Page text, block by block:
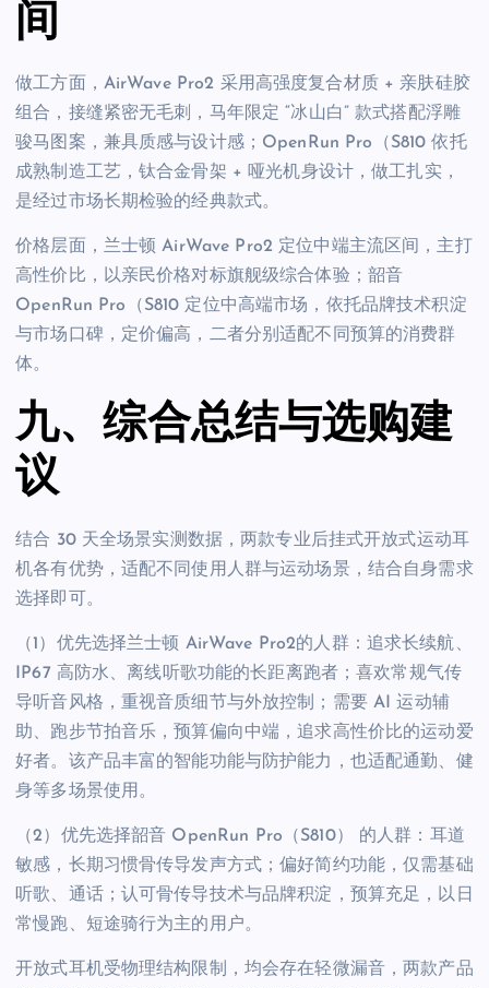
间
做工方面，AirWave Pro2 采用高强度复合材质 + 亲肤硅胶
组合，接缝紧密无毛刺，马年限定 “冰山白” 款式搭配浮雕
骏马图案，兼具质感与设计感；OpenRun Pro（S810 依托
成熟制造工艺，钛合金骨架 + 哑光机身设计，做工扎实，
是经过市场长期检验的经典款式。
价格层面，兰士顿 AirWave Pro2 定位中端主流区间，主打
高性价比，以亲民价格对标旗舰级综合体验；韶音
OpenRun Pro（S810 定位中高端市场，依托品牌技术积淀
与市场口碑，定价偏高，二者分别适配不同预算的消费群
体。
九、综合总结与选购建
议
结合 30 天全场景实测数据，两款专业后挂式开放式运动耳
机各有优势，适配不同使用人群与运动场景，结合自身需求
选择即可。
（1）优先选择兰士顿 AirWave Pro2的人群：追求长续航、
IP67 高防水、离线听歌功能的长距离跑者；喜欢常规气传
导听音风格，重视音质细节与外放控制；需要 AI 运动辅
助、跑步节拍音乐，预算偏向中端，追求高性价比的运动爱
好者。该产品丰富的智能功能与防护能力，也适配通勤、健
身等多场景使用。
（2）优先选择韶音 OpenRun Pro（S810） 的人群：耳道
敏感，长期习惯骨传导发声方式；偏好简约功能，仅需基础
听歌、通话；认可骨传导技术与品牌积淀，预算充足，以日
常慢跑、短途骑行为主的用户。
开放式耳机受物理结构限制，均会存在轻微漏音，两款产品